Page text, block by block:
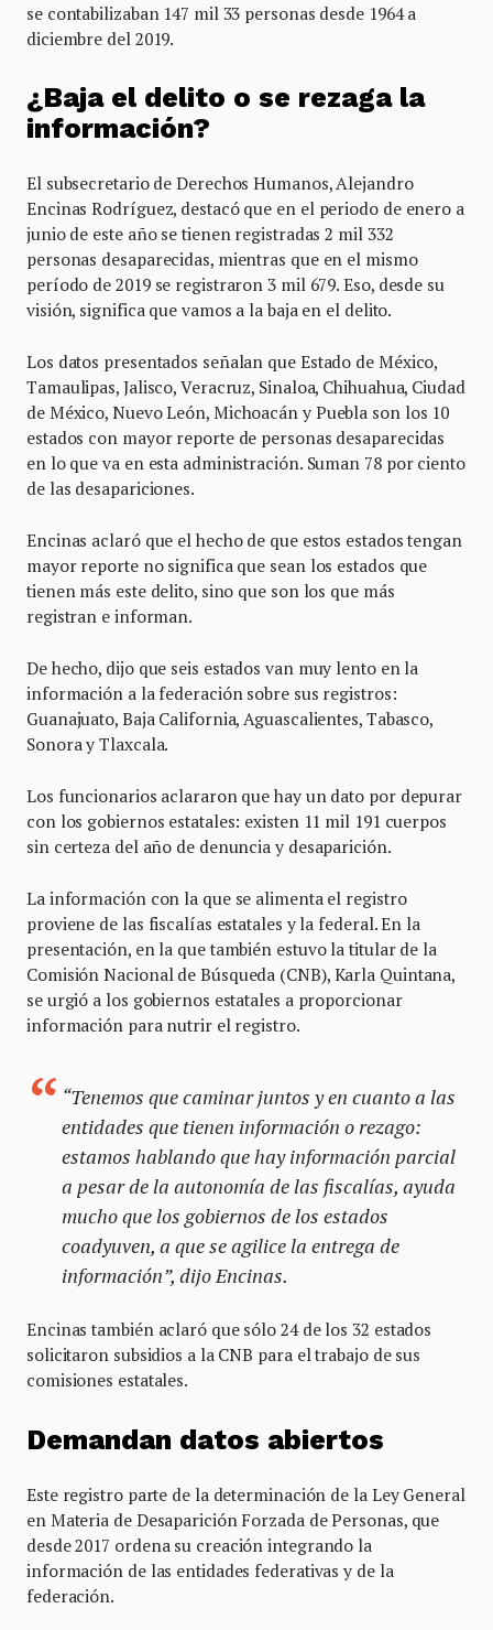
se contabilizaban 147 mil 33 personas desde 1964 a
diciembre del 2019.
¿Baja el delito o se rezaga la
información?
El subsecretario de Derechos Humanos, Alejandro
Encinas Rodríguez, destacó que en el periodo de enero a
junio de este año se tienen registradas 2 mil 332
personas desaparecidas, mientras que en el mismo
período de 2019 se registraron 3 mil 679. Eso, desde su
visión, significa que vamos a la baja en el delito.
Los datos presentados señalan que Estado de México,
Tamaulipas, Jalisco, Veracruz, Sinaloa, Chihuahua, Ciudad
de México, Nuevo León, Michoacán y Puebla son los 10
estados con mayor reporte de personas desaparecidas
en lo que va en esta administración. Suman 78 por ciento
de las desapariciones.
Encinas aclaró que el hecho de que estos estados tengan
mayor reporte no significa que sean los estados que
tienen más este delito, sino que son los que más
registran e informan.
De hecho, dijo que seis estados van muy lento en la
información a la federación sobre sus registros:
Guanajuato, Baja California, Aguascalientes, Tabasco,
Sonora y Tlaxcala.
Los funcionarios aclararon que hay un dato por depurar
con los gobiernos estatales: existen 11 mil 191 cuerpos
sin certeza del año de denuncia y desaparición.
La información con la que se alimenta el registro
proviene de las fiscalías estatales y la federal. En la
presentación, en la que también estuvo la titular de la
Comisión Nacional de Búsqueda (CNB), Karla Quintana,
se urgió a los gobiernos estatales a proporcionar
información para nutrir el registro.
“Tenemos que caminar juntos y en cuanto a las
entidades que tienen información o rezago:
estamos hablando que hay información parcial
a pesar de la autonomía de las fiscalías, ayuda
mucho que los gobiernos de los estados
coadyuven, a que se agilice la entrega de
información”, dijo Encinas.
Encinas también aclaró que sólo 24 de los 32 estados
solicitaron subsidios a la CNB para el trabajo de sus
comisiones estatales.
Demandan datos abiertos
Este registro parte de la determinación de la Ley General
en Materia de Desaparición Forzada de Personas, que
desde 2017 ordena su creación integrando la
información de las entidades federativas y de la
federación.